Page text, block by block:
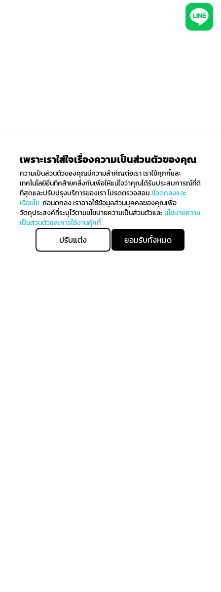
เพิ่มลงตระกร้า ซื้อทันที
เพราะเราใส่ใจเรื่องความเป็นส่วนตัวของคุณ
ความเป็นส่วนตัวของคุณมีความสำคัญต่อเรา เราใช้คุกกี้และ
เทคโนโลยีอื่นที่คล้ายคลึงกันเพื่อให้แน่ใจว่าคุณได้รับประสบการณ์ที่ดี
ที่สุดและปรับปรุงบริการของเรา โปรดตรวจสอบข้อตกลงและ
เงื่อนไข.ก่อนตกลง เราอาจใช้ข้อมูลส่วนบุคคลของคุณเพื่อ
วัตถุประสงค์ที่ระบุไว้ตามนโยบายความเป็นส่วนตัวและนโยบายความ
เป็นส่วนตัวและการใช้งานคุ้กกี้
ปรับแต่ง ยอมรับทั้งหมด